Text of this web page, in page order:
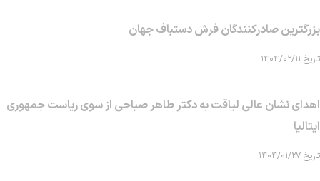
بزرگترین صادرکنندگان فرش دستباف جهان
تاریخ ۱۴۰۴/۰۲/۱۱
اهدای نشان عالی لیاقت به دکتر طاهر صباحی از سوی ریاست جمهوری
ایتالیا
تاریخ ۱۴۰۴/۰۱/۲۷